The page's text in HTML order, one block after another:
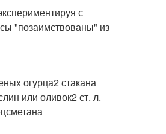
с
"позаимствованы" из
огурца2 стакана
или оливок2 ст. л.